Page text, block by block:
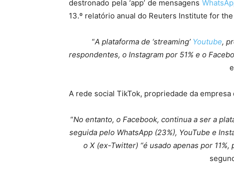
destronado pela ‘app’ de mensagens
13.º relatório anual do Reuters Institute for
“A plataforma de ‘streaming’ Youtube,
respondentes, o Instagram por 51% e o
A rede social TikTok, propriedade da
“No entanto, o Facebook, continua a ser a
seguida pelo WhatsApp (23%), YouTube e
o X (ex-Twitter) “é usado apenas por